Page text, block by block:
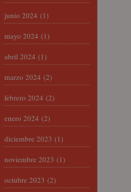
junio 2024 (1)
mayo 2024 (1)
abril 2024 (1)
marzo 2024 (2)
febrero 2024 (2)
enero 2024 (2)
diciembre 2023 (1)
noviembre 2023 (1)
octubre 2023 (2)